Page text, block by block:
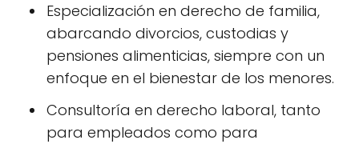
Especialización en derecho de familia,
abarcando divorcios, custodias y
pensiones alimenticias, siempre con un
enfoque en el bienestar de los menores.
Consultoría en derecho laboral, tanto
para empleados como para